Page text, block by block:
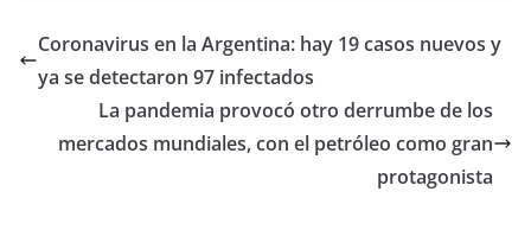
Coronavirus en la Argentina: hay 19 casos nuevos y
ya se detectaron 97 infectados
La pandemia provocó otro derrumbe de los
mercados mundiales, con el petróleo como gran
protagonista